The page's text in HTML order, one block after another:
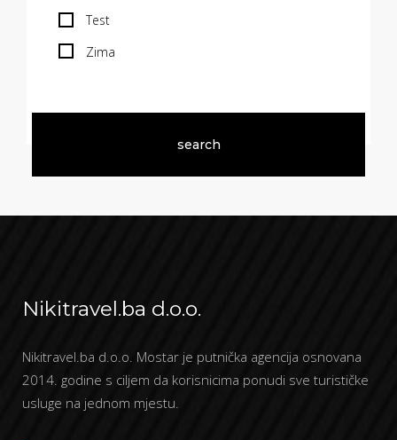
Test
Zima
Nikitravel.ba d.o.o.
Nikitravel.ba d.o.o. Mostar je putnička agencija osnovana
2014. godine s ciljem da korisnicima ponudi sve turističke
usluge na jednom mjestu.